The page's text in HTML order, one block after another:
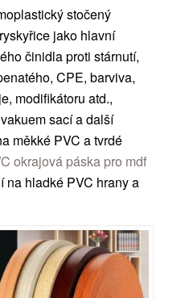
stočený
jako hlavní
činidla proti stárnutí,
CPE, barviva,
modifikátoru atd.,
sací a další
měkké PVC a tvrdé
okrajová páska pro mdf
hladké PVC hrany a